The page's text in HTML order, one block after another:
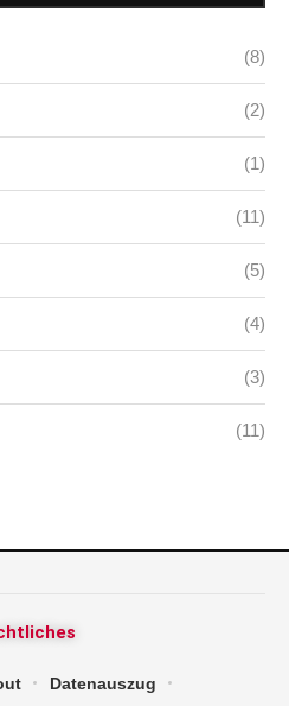
(8)
(2)
(1)
(11)
(5)
(4)
(3)
(11)
Datenauszug